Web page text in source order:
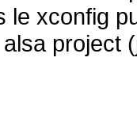
le xconfig
project